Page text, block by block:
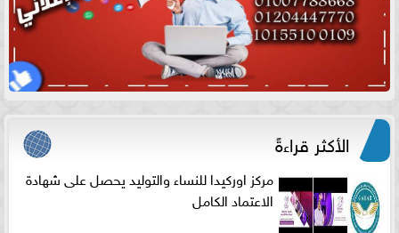
الأكثر قراءةً
مركز اوركيدا للنساء والتوليد يحصل على شهادة
الاعتماد الكامل